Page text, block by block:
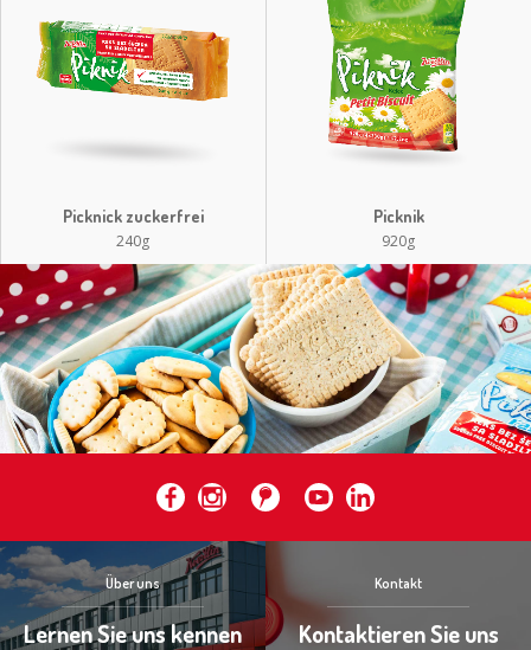
Picknick zuckerfrei
240g
Picknik
920g
Über uns
Lernen Sie uns kennen
Kontakt
Kontaktieren Sie uns